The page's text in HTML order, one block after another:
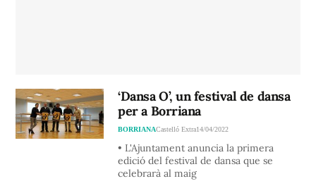
‘Dansa O’, un festival de dansa
per a Borriana
BORRIANACastelló Extra14/04/2022
• L'Ajuntament anuncia la primera
edició del festival de dansa que se
celebrarà al maig